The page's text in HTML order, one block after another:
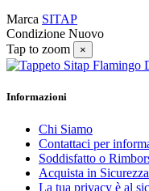
Marca SITAP
Condizione Nuovo
Tap to zoom
×
Informazioni
Chi Siamo
Contattaci per
Soddisfatto o
Acquista in
La tua privacy è al